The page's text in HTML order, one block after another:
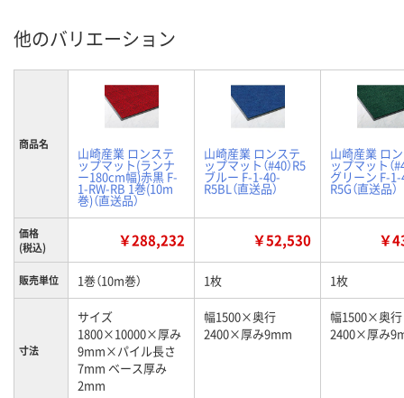
他のバリエーション
商品名
山崎産業 ロンステ
ップマット(ランナ
ー180cm幅)赤黒 F-
1-RW-RB 1巻(10m
巻)（直送品）
山崎産業 ロンステ
ップマット（#40）R5
ブルー F-1-40-
R5BL（直送品）
山崎産業 ロ
ップマット（
グリーン F-
R5G（直送品）
価格
(税込)
￥288,232 ￥52,530 ￥
販売単位 1巻（10m巻） 1枚 1枚
寸法
サイズ
1800×10000×厚み
9mm×パイル長さ
7mm ベース厚み
2mm
幅1500×奥行
2400×厚み9mm
幅1500×奥行
2400×厚み